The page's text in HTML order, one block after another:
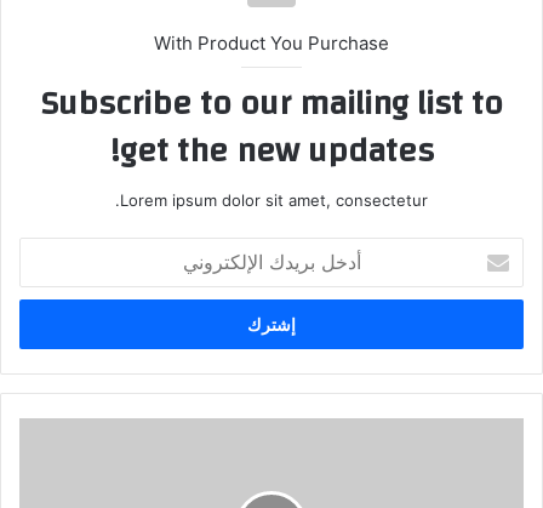
With Product You Purchase
Subscribe to our mailing list to
get the new updates!
Lorem ipsum dolor sit amet, consectetur.
بريدك
الإلكتروني